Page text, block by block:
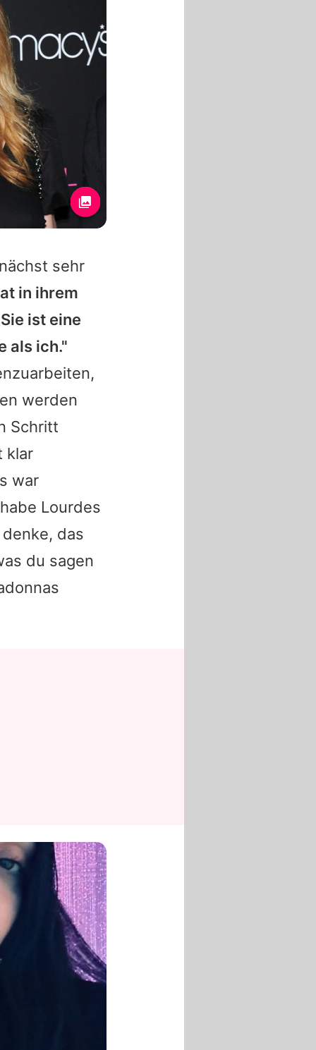
sehr
in ihrem
ist eine
als ich."
werden
Schritt
klar
war
Lourdes
das
du sagen